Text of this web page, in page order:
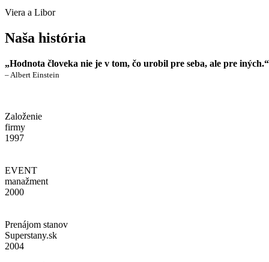
Viera a Libor
Naša história
„Hodnota človeka nie je v tom, čo urobil pre seba, ale pre iných.“
– Albert Einstein
Založenie
firmy
1997
EVENT
manažment
2000
Prenájom stanov
Superstany.sk
2004